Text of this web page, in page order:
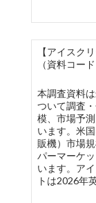
【アイスク
（資料コー
本調査資料
ついて調査
模、市場予
います。米
販機）市場
パーマーケ
います。ア
トは2026年